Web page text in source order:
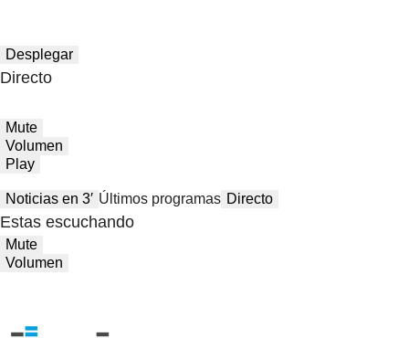
Desplegar
Directo
Mute
Volumen
Play
Noticias en 3′ Últimos programas Directo
Estas escuchando
Mute
Volumen